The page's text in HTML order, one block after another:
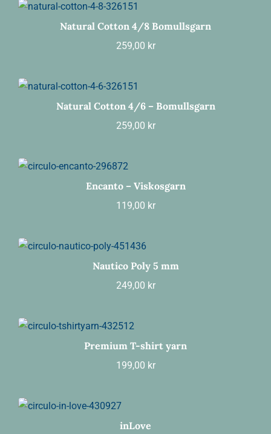
Natural Cotton 4/8 Bomullsgarn
259,00 kr
Natural Cotton 4/6 – Bomullsgarn
259,00 kr
Encanto – Viskosgarn
119,00 kr
Nautico Poly 5 mm
249,00 kr
Premium T-shirt yarn
199,00 kr
inLove